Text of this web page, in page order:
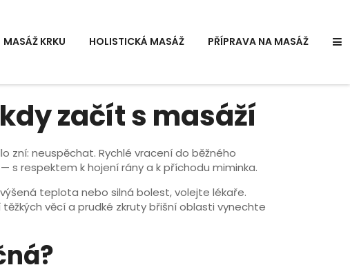
MASÁŽ KRKU HOLISTICKÁ MASÁŽ PŘÍPRAVA NA MASÁŽ
začít s masáží
zní: neuspěchat. Rychlé vracení do běžného
respektem k hojení rány a k příchodu miminka.
teplota nebo silná bolest, volejte lékaře.
věcí a prudké zkruty břišní oblasti vynechte